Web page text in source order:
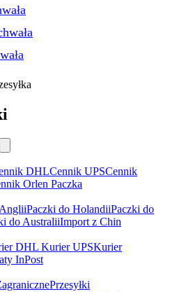
DHLCennik UPSCennik
Orlen Paczka
Paczki do HolandiiPaczki do
do AustraliiImport z Chin
DHL Kurier UPSKurier
InPost
Przesyłki